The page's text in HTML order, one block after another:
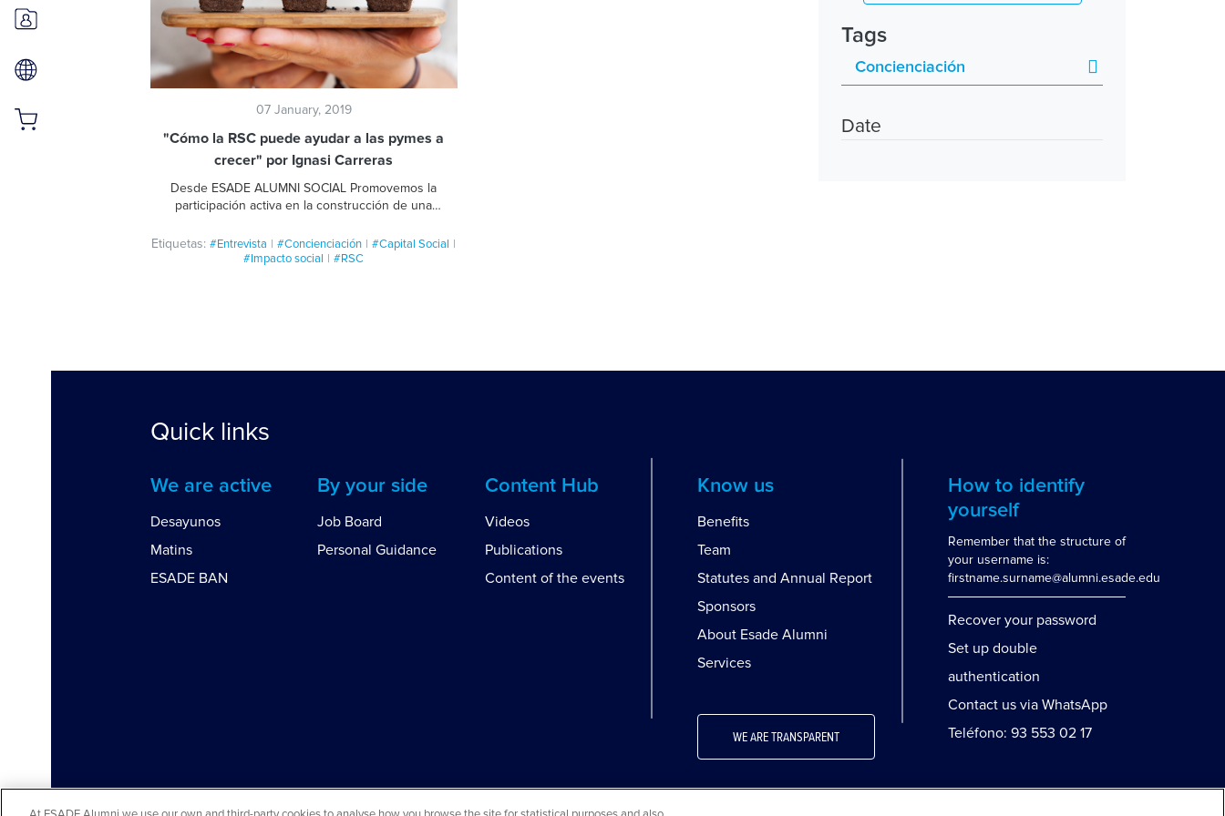
07 January, 2019
"Cómo la RSC puede ayudar a las pymes a
crecer" por Ignasi Carreras
Desde ESADE ALUMNI SOCIAL Promovemos la
participación activa en la construcción de una
nuestras profesiones. Debemos estar atentos a los
retos, cambios y tendencias que afectan a la sociedad
Etiquetas:#Entrevista #Concienciación
#Capital Social
#Impacto social
#RSC
Tags
Date
Quick links
We are active
Desayunos
Matins
ESADE BAN
By your side
Job Board
Personal Guidance
Content Hub
Videos
Publications
Content of the events
Know us
Benefits
Team
Statutes and Annual Report
Sponsors
About Esade Alumni
Services
WE ARE TRANSPARENT
How to identify
yourself
Remember that the structure of
your username is:
firstname.surname@alumni.esade.edu
Recover your password
Set up double
authentication
Contact us via WhatsApp
Teléfono: 93 553 02 17